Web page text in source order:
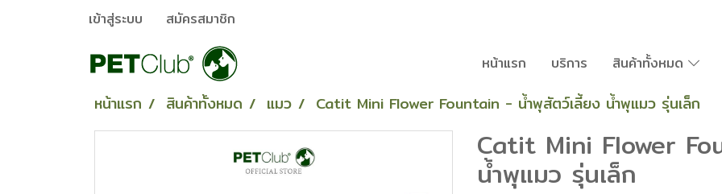
เข้าสู่ระบบ สมัครสมาชิก
หน้าแรก บริการ สินค้าทั้งหมด
หน้าแรก สินค้าทั้งหมด แมว Catit Mini Flower Fountain - น้ำพุสัตว์เลี้ยง น้ำพุแมว รุ่นเล็ก
Catit Mini Flower
น้ำพุแมว รุ่นเล็ก